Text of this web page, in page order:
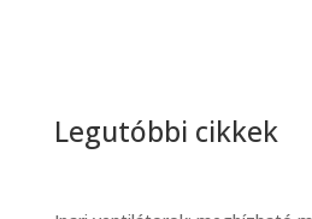
Legutóbbi cikkek